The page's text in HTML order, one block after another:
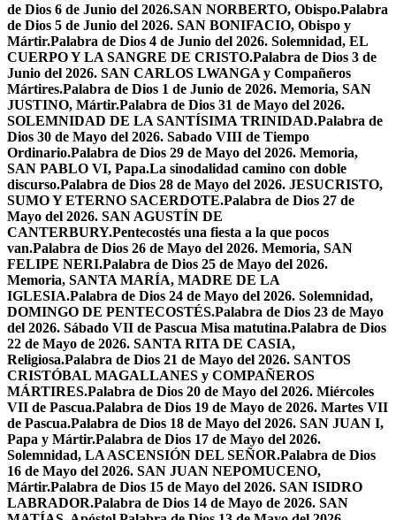
de Dios 6 de Junio del 2026.SAN NORBERTO, Obispo.Palabra
de Dios 5 de Junio del 2026. SAN BONIFACIO, Obispo y
Mártir.Palabra de Dios 4 de Junio del 2026. Solemnidad, EL
CUERPO Y LA SANGRE DE CRISTO.Palabra de Dios 3 de
Junio del 2026. SAN CARLOS LWANGA y Compañeros
Mártires.Palabra de Dios 1 de Junio de 2026. Memoria, SAN
JUSTINO, Mártir.Palabra de Dios 31 de Mayo del 2026.
SOLEMNIDAD DE LA SANTÍSIMA TRINIDAD.Palabra de
Dios 30 de Mayo del 2026. Sabado VIII de Tiempo
Ordinario.Palabra de Dios 29 de Mayo del 2026. Memoria,
SAN PABLO VI, Papa.La sinodalidad camino con doble
discurso.Palabra de Dios 28 de Mayo del 2026. JESUCRISTO,
SUMO Y ETERNO SACERDOTE.Palabra de Dios 27 de
Mayo del 2026. SAN AGUSTÍN DE
CANTERBURY.Pentecostés una fiesta a la que pocos
van.Palabra de Dios 26 de Mayo del 2026. Memoria, SAN
FELIPE NERI.Palabra de Dios 25 de Mayo del 2026.
Memoria, SANTA MARÍA, MADRE DE LA
IGLESIA.Palabra de Dios 24 de Mayo del 2026. Solemnidad,
DOMINGO DE PENTECOSTÉS.Palabra de Dios 23 de Mayo
del 2026. Sábado VII de Pascua Misa matutina.Palabra de Dios
22 de Mayo de 2026. SANTA RITA DE CASIA,
Religiosa.Palabra de Dios 21 de Mayo del 2026. SANTOS
CRISTÓBAL MAGALLANES y COMPAÑEROS
MÁRTIRES.Palabra de Dios 20 de Mayo del 2026. Miércoles
VII de Pascua.Palabra de Dios 19 de Mayo de 2026. Martes VII
de Pascua.Palabra de Dios 18 de Mayo del 2026. SAN JUAN I,
Papa y Mártir.Palabra de Dios 17 de Mayo del 2026.
Solemnidad, LA ASCENSIÓN DEL SEÑOR.Palabra de Dios
16 de Mayo del 2026. SAN JUAN NEPOMUCENO,
Mártir.Palabra de Dios 15 de Mayo del 2026. SAN ISIDRO
LABRADOR.Palabra de Dios 14 de Mayo de 2026. SAN